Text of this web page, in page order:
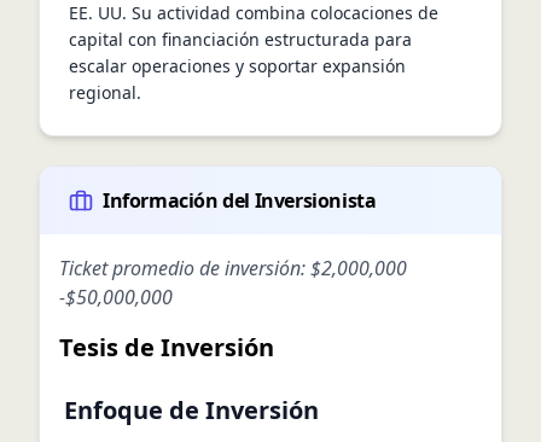
EE. UU. Su actividad combina colocaciones de
capital con financiación estructurada para
escalar operaciones y soportar expansión
regional.
Información del Inversionista
Ticket promedio de inversión:$2,000,000
-$50,000,000
Tesis de Inversión
Enfoque de Inversión